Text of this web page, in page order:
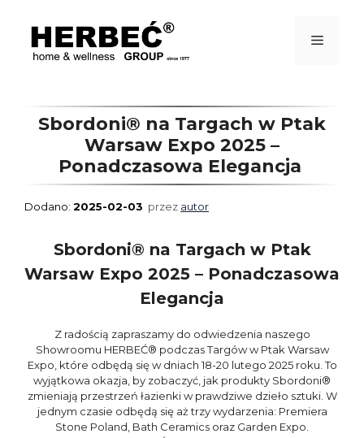
Menu
Sbordoni® na Targach w Ptak
Warsaw Expo 2025 –
Ponadczasowa Elegancja
2025-02-03 przez autor
Sbordoni® na Targach w Ptak
Warsaw Expo 2025 – Ponadczasowa
Elegancja
Z radością zapraszamy do odwiedzenia naszego
Showroomu HERBEĆ® podczas Targów w Ptak Warsaw
Expo, które odbędą się w dniach 18-20 lutego 2025 roku. To
wyjątkowa okazja, by zobaczyć, jak produkty Sbordoni®
zmieniają przestrzeń łazienki w prawdziwe dzieło sztuki. W
jednym czasie odbędą się aż trzy wydarzenia: Premiera
Stone Poland, Bath Ceramics oraz Garden Expo.